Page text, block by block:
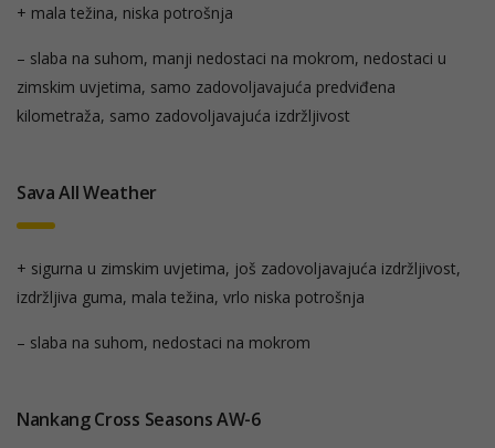
+ mala težina, niska potrošnja
– slaba na suhom, manji nedostaci na mokrom, nedostaci u
zimskim uvjetima, samo zadovoljavajuća predviđena
kilometraža, samo zadovoljavajuća izdržljivost
Sava All Weather
+ sigurna u zimskim uvjetima, još zadovoljavajuća izdržljivost,
izdržljiva guma, mala težina, vrlo niska potrošnja
– slaba na suhom, nedostaci na mokrom
Nankang Cross Seasons AW-6